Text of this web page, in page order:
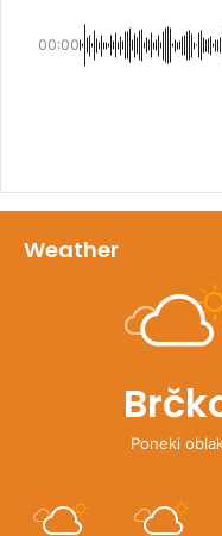
00:00
Weather
Poneki